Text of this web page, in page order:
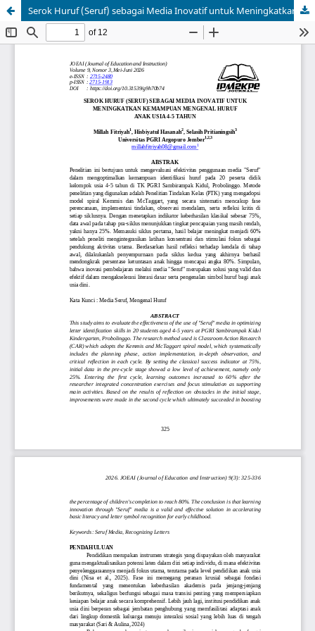
Serok Huruf (Seruf) sebagai Media Inovatif untuk Meningkatkan Kemampuan Mengenal Huruf Anak Usia 4-5 Tahun